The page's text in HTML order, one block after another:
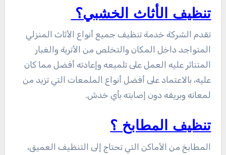
تنظيف الأثاث الخشبي؟
تقدم الشركة خدمة تنظيف جميع أنواع الأثاث المنزلي
المتواجد داخل المكان والتخلص من الأتربة والغبار
المتناثر عليه العمل على تلميعه وإعادته أفضل مما كان
عليه، بالاعتماد على أفضل أنواع الملمعات التي تزيد من
لمعانه وبريقه دون إصابته بأي خدش.
تنظيف المطابخ ؟
المطابخ من الأماكن التي تحتاج إلى التنظيف العميق،